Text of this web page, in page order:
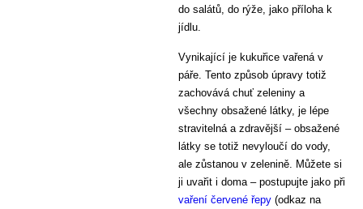
do salátů, do rýže, jako příloha k
jídlu.
Vynikající je kukuřice vařená v
páře. Tento způsob úpravy totiž
zachovává chuť zeleniny a
všechny obsažené látky, je lépe
stravitelná a zdravější – obsažené
látky se totiž nevyloučí do vody,
ale zůstanou v zelenině. Můžete si
ji uvařit i doma – postupujte jako při
vaření červené řepy (odkaz na